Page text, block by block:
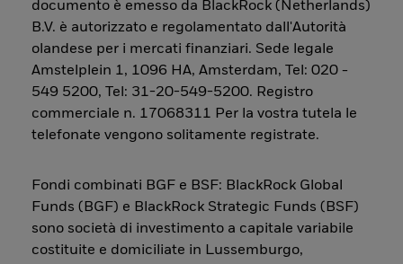
documento è emesso da BlackRock (Netherlands)
B.V. è autorizzato e regolamentato dall'Autorità
olandese per i mercati finanziari. Sede legale
Amstelplein 1, 1096 HA, Amsterdam, Tel: 020 -
549 5200, Tel: 31-20-549-5200. Registro
commerciale n. 17068311 Per la vostra tutela le
telefonate vengono solitamente registrate.
Fondi combinati BGF e BSF: BlackRock Global
Funds (BGF) e BlackRock Strategic Funds (BSF)
sono società di investimento a capitale variabile
costituite e domiciliate in Lussemburgo,